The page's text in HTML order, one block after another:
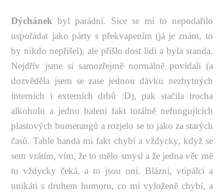
Dýchánek byl parádní. Sice se mi to nepodařilo
uspořádat jako párty s překvapením (já je znám, to
by nikdo nepřišel), ale přišlo dost lidí a byla sranda.
Nejdřív jsme si samozřejmě normálně povídali (a
dozvěděla jsem se zase jednou dávku nezbytných
interních i externích drbů :D), pak stačila trocha
alkoholu a jedno balení fakt totálně nefungujících
plastových bumerangů a rozjelo se to jako za starých
časů. Tahle banda mi fakt chybí a vždycky, když se
sem vrátím, vím, že to mělo smysl a že jedna věc mě
tu vždycky čeká, a to jsou oni. Blázni, vtipálci a
unikáti s druhem humoru, co mi vyloženě chybí, a